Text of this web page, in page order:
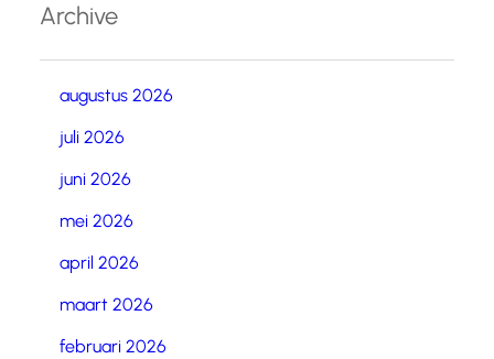
Archive
augustus 2026
juli 2026
juni 2026
mei 2026
april 2026
maart 2026
februari 2026